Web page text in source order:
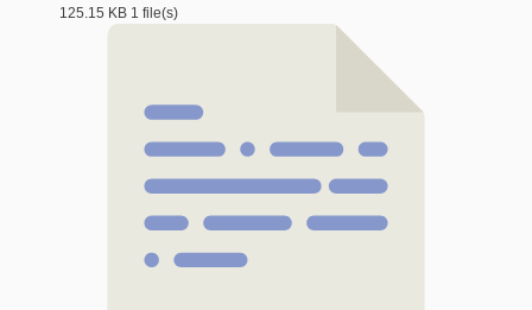
125.15 KB 1 file(s)